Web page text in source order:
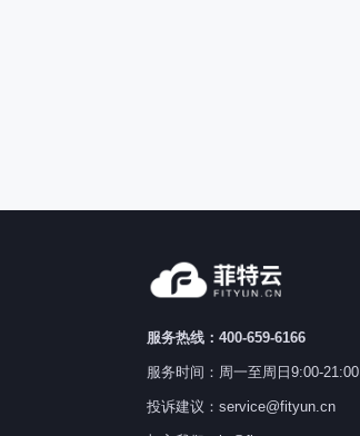
服务热线：400-659-6166
服务时间：周一至周日9:00-21:00
投诉建议：service@fityun.cn